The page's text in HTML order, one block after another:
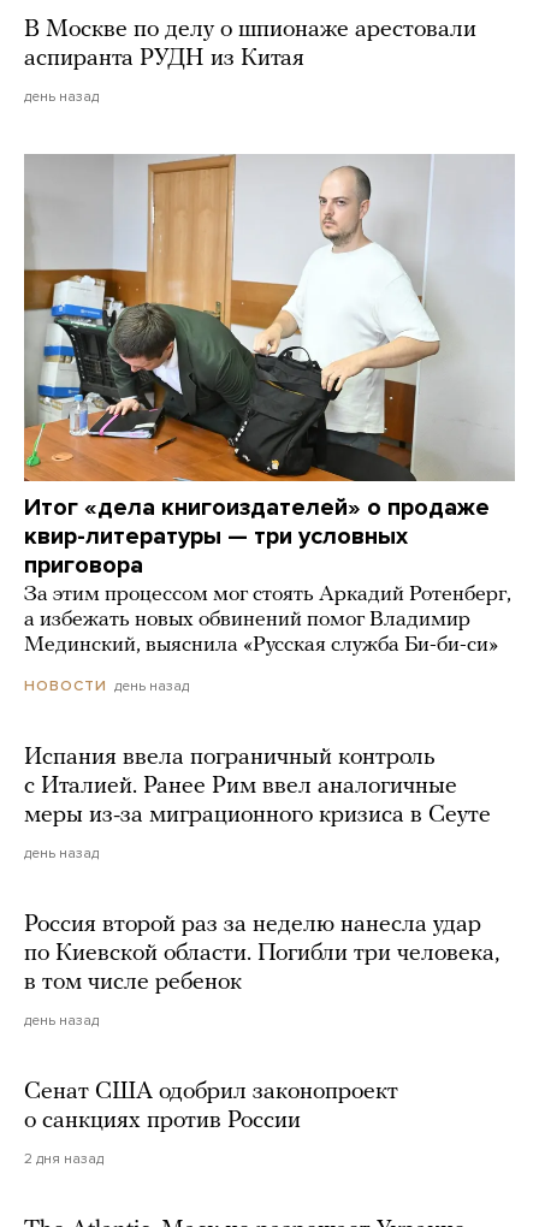
В Москве по делу о шпионаже арестовали
аспиранта РУДН из Китая
день назад
Итог «дела книгоиздателей» о продаже
квир-литературы — три условных
приговора
За этим процессом мог стоять Аркадий Ротенберг,
а избежать новых обвинений помог Владимир
Мединский, выяснила «Русская служба Би-би-си»
НОВОСТИ день назад
Испания ввела пограничный контроль
с Италией. Ранее Рим ввел аналогичные
меры из-за миграционного кризиса в Сеуте
день назад
Россия второй раз за неделю нанесла удар
по Киевской области. Погибли три человека,
в том числе ребенок
день назад
Сенат США одобрил законопроект
о санкциях против России
2 дня назад